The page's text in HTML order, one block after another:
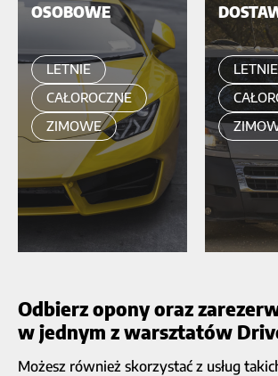
OSOBOWE
LETNIE
CAŁOROCZNE
ZIMOWE
LETNIE
Odbierz opony oraz
w jednym z warsztatów
Możesz również skorzystać z usług